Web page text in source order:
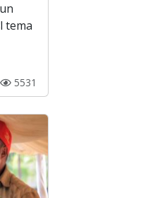
tema
5531